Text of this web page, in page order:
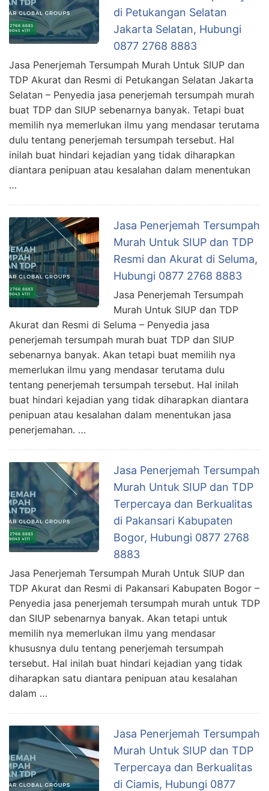
di Petukangan Selatan
Jakarta Selatan, Hubungi
0877 2768 8883
Jasa Penerjemah Tersumpah Murah Untuk SIUP dan
TDP Akurat dan Resmi di Petukangan Selatan Jakarta
Selatan – Penyedia jasa penerjemah tersumpah murah
buat TDP dan SIUP sebenarnya banyak. Tetapi buat
memilih nya memerlukan ilmu yang mendasar terutama
dulu tentang penerjemah tersumpah tersebut. Hal
inilah buat hindari kejadian yang tidak diharapkan
diantara penipuan atau kesalahan dalam menentukan
…
Jasa Penerjemah Tersumpah
Murah Untuk SIUP dan TDP
Resmi dan Akurat di Seluma,
Hubungi 0877 2768 8883
Jasa Penerjemah Tersumpah
Murah Untuk SIUP dan TDP
Akurat dan Resmi di Seluma – Penyedia jasa
penerjemah tersumpah murah buat TDP dan SIUP
sebenarnya banyak. Akan tetapi buat memilih nya
memerlukan ilmu yang mendasar terutama dulu
tentang penerjemah tersumpah tersebut. Hal inilah
buat hindari kejadian yang tidak diharapkan diantara
penipuan atau kesalahan dalam menentukan jasa
penerjemahan. …
Jasa Penerjemah Tersumpah
Murah Untuk SIUP dan TDP
Terpercaya dan Berkualitas
di Pakansari Kabupaten
Bogor, Hubungi 0877 2768
8883
Jasa Penerjemah Tersumpah Murah Untuk SIUP dan
TDP Akurat dan Resmi di Pakansari Kabupaten Bogor –
Penyedia jasa penerjemah tersumpah murah untuk TDP
dan SIUP sebenarnya banyak. Akan tetapi untuk
memilih nya memerlukan ilmu yang mendasar
khususnya dulu tentang penerjemah tersumpah
tersebut. Hal inilah buat hindari kejadian yang tidak
diharapkan satu diantara penipuan atau kesalahan
dalam …
Jasa Penerjemah Tersumpah
Murah Untuk SIUP dan TDP
Terpercaya dan Berkualitas
di Ciamis, Hubungi 0877